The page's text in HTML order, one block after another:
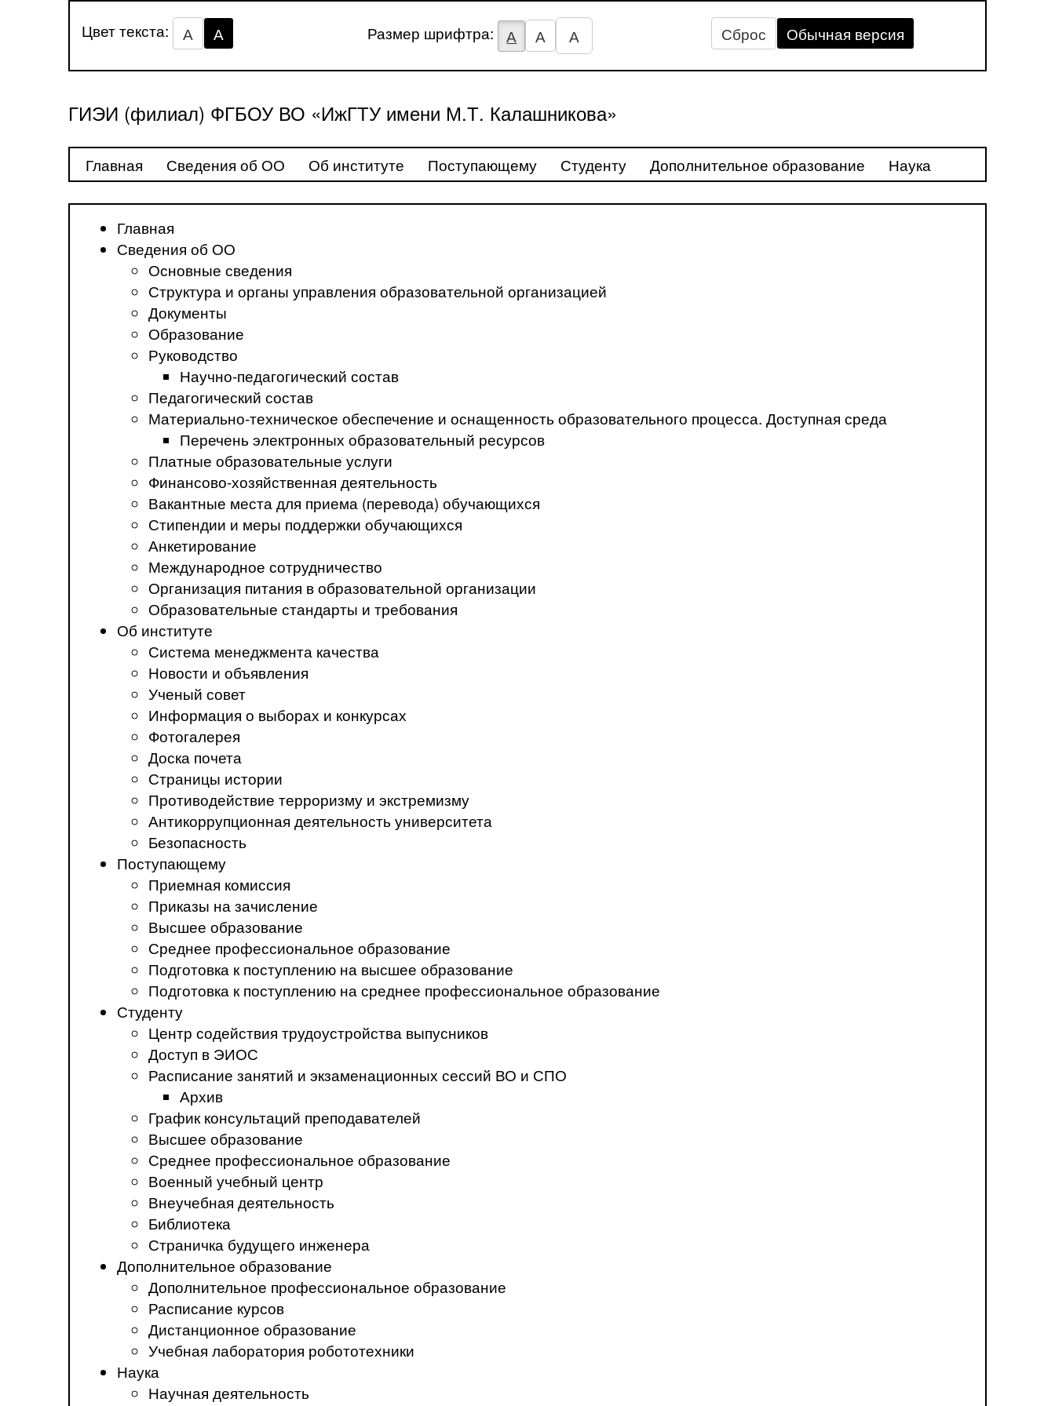
Цвет текста: А А Размер шрифтра: А А А Сброс Обычная версия
ГИЭИ (филиал) ФГБОУ ВО «ИжГТУ имени М.Т. Калашникова»
Главная Сведения об ОО Об институте Поступающему Студенту Дополнительное образование Наука
Главная
Сведения об ОО
Основные сведения
Структура и органы управления образовательной организацией
Документы
Образование
Руководство
Научно-педагогический состав
Педагогический состав
Материально-техническое обеспечение и оснащенность образовательного процесса. Доступная среда
Перечень электронных образовательный ресурсов
Платные образовательные услуги
Финансово-хозяйственная деятельность
Вакантные места для приема (перевода) обучающихся
Стипендии и меры поддержки обучающихся
Анкетирование
Международное сотрудничество
Организация питания в образовательной организации
Образовательные стандарты и требования
Об институте
Система менеджмента качества
Новости и объявления
Ученый совет
Информация о выборах и конкурсах
Фотогалерея
Доска почета
Страницы истории
Противодействие терроризму и экстремизму
Антикоррупционная деятельность университета
Безопасность
Поступающему
Приемная комиссия
Приказы на зачисление
Высшее образование
Среднее профессиональное образование
Подготовка к поступлению на высшее образование
Подготовка к поступлению на среднее профессиональное образование
Студенту
Центр содействия трудоустройства выпусников
Доступ в ЭИОС
Расписание занятий и экзаменационных сессий ВО и СПО
Архив
График консультаций преподавателей
Высшее образование
Среднее профессиональное образование
Военный учебный центр
Внеучебная деятельность
Библиотека
Страничка будущего инженера
Дополнительное образование
Дополнительное профессиональное образование
Расписание курсов
Дистанционное образование
Учебная лаборатория робототехники
Наука
Научная деятельность